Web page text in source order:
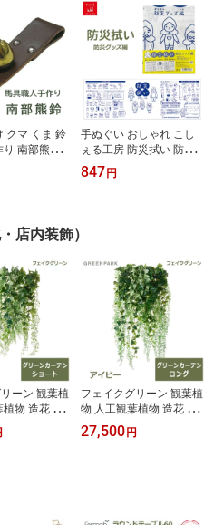
クマ くま 鈴
南部熊鈴
ゃれ A＆F エ
アウトドア
ッピング対応
売/熊除け鈴/
手ぬぐい おしゃれ こし
ぇる工房 防災拭い 防災
グッズ編 メール便 対応
オリジナル手拭い マフラ
847 円
店内装飾）
ーン 観葉植
物 造花 壁
カーテン
ビー レザ
オフィス シ
フェイクグリーン 観葉植
物 人工観葉植物 造花 壁
掛け グリーンカーテン
ロング アイビー レザー
物 オフィス ショップ シ
27,500 円